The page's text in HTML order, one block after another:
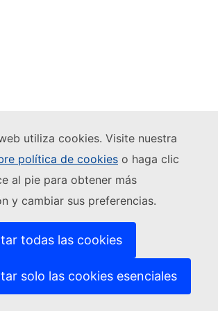
utiliza cookies. Visite nuestra
política de cookies o haga clic
al pie para obtener más
y cambiar sus preferencias.
todas las cookies
solo las cookies esenciales